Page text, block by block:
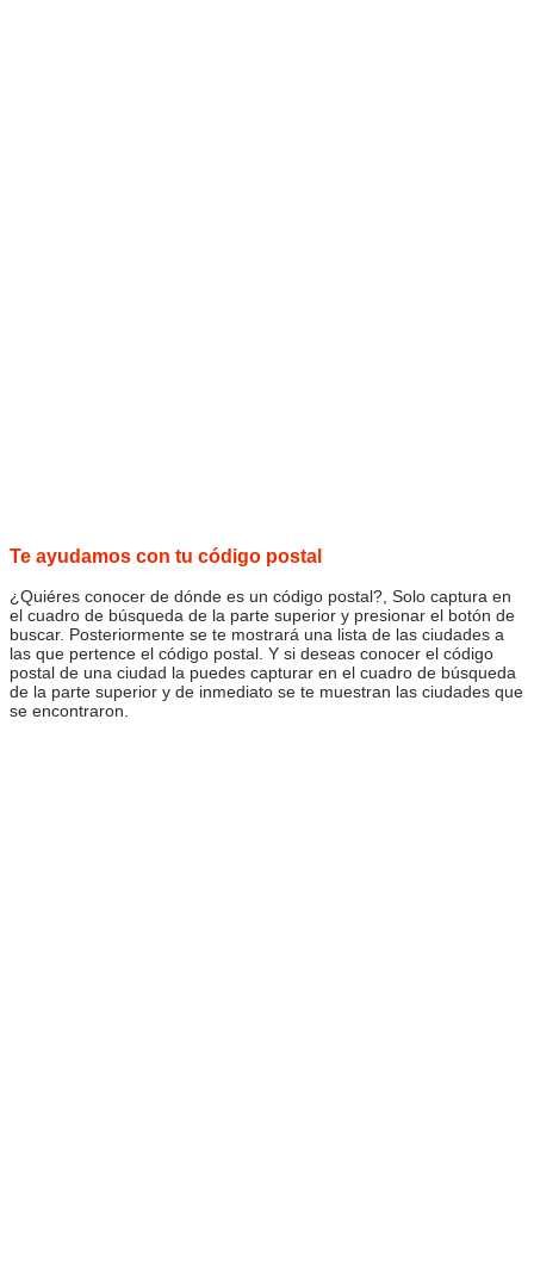
Te ayudamos con tu código postal
¿Quiéres conocer de dónde es un código postal?, Solo captura en
el cuadro de búsqueda de la parte superior y presionar el botón de
buscar. Posteriormente se te mostrará una lista de las ciudades a
las que pertence el código postal. Y si deseas conocer el código
postal de una ciudad la puedes capturar en el cuadro de búsqueda
de la parte superior y de inmediato se te muestran las ciudades que
se encontraron.